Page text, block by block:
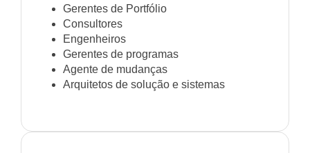
Gerentes de Portfólio
Consultores
Engenheiros
Gerentes de programas
Agente de mudanças
Arquitetos de solução e sistemas